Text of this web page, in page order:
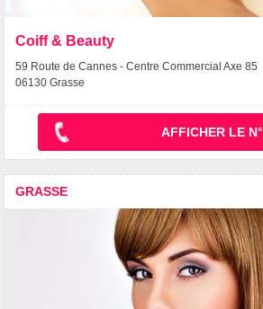
Coiff & Beauty
59 Route de Cannes - Centre Commercial Axe 85
06130 Grasse
AFFICHER LE N°
GRASSE